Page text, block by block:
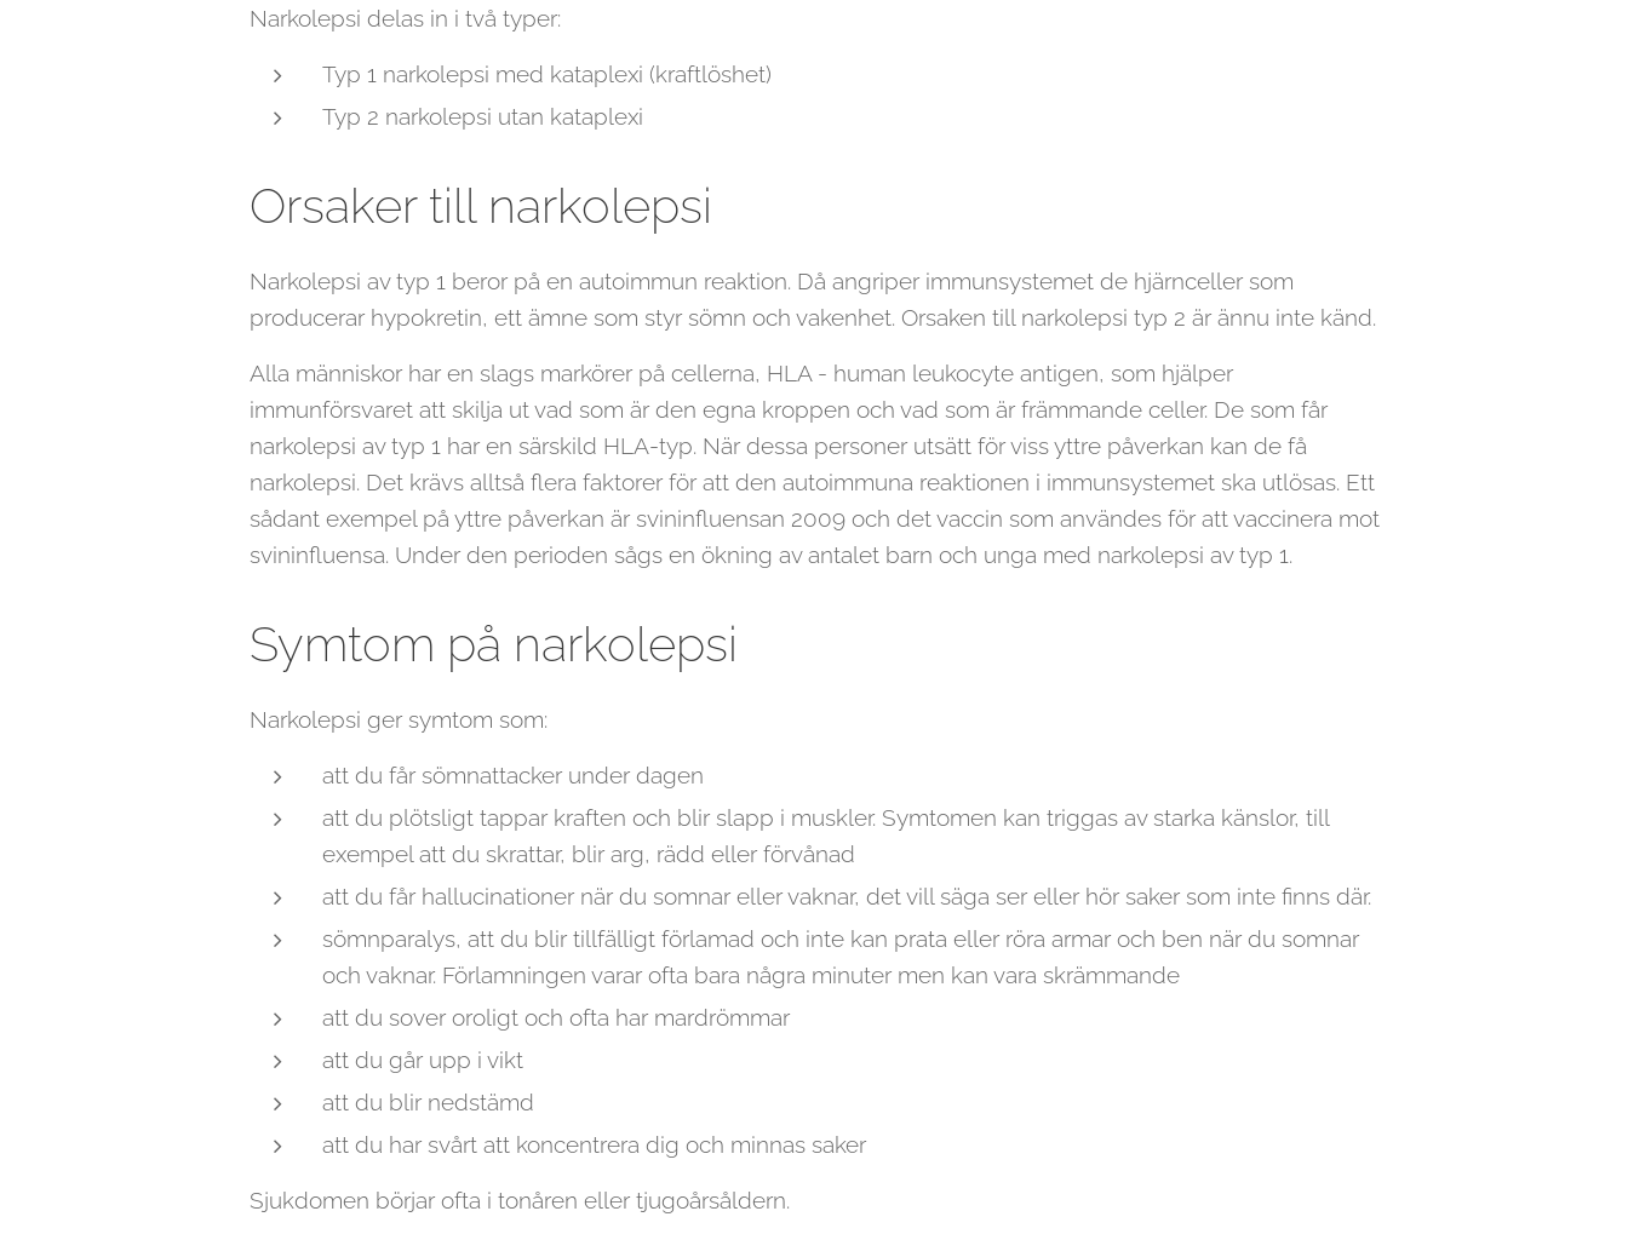
Narkolepsi delas in i två typer:
Typ 1 narkolepsi med kataplexi (kraftlöshet)
Typ 2 narkolepsi utan kataplexi
Orsaker till narkolepsi
Narkolepsi av typ 1 beror på en autoimmun reaktion. Då angriper immunsystemet de hjärnceller som
producerar hypokretin, ett ämne som styr sömn och vakenhet. Orsaken till narkolepsi typ 2 är ännu inte känd.
Alla människor har en slags markörer på cellerna, HLA - human leukocyte antigen, som hjälper
immunförsvaret att skilja ut vad som är den egna kroppen och vad som är främmande celler. De som får
narkolepsi av typ 1 har en särskild HLA-typ. När dessa personer utsätt för viss yttre påverkan kan de få
narkolepsi. Det krävs alltså flera faktorer för att den autoimmuna reaktionen i immunsystemet ska utlösas. Ett
sådant exempel på yttre påverkan är svininfluensan 2009 och det vaccin som användes för att vaccinera mot
svininfluensa. Under den perioden sågs en ökning av antalet barn och unga med narkolepsi av typ 1.
Symtom på narkolepsi
Narkolepsi ger symtom som:
att du får sömnattacker under dagen
att du plötsligt tappar kraften och blir slapp i muskler. Symtomen kan triggas av starka känslor, till
exempel att du skrattar, blir arg, rädd eller förvånad
att du får hallucinationer när du somnar eller vaknar, det vill säga ser eller hör saker som inte finns där.
sömnparalys, att du blir tillfälligt förlamad och inte kan prata eller röra armar och ben när du somnar
och vaknar. Förlamningen varar ofta bara några minuter men kan vara skrämmande
att du sover oroligt och ofta har mardrömmar
att du går upp i vikt
att du blir nedstämd
att du har svårt att koncentrera dig och minnas saker
Sjukdomen börjar ofta i tonåren eller tjugoårsåldern.